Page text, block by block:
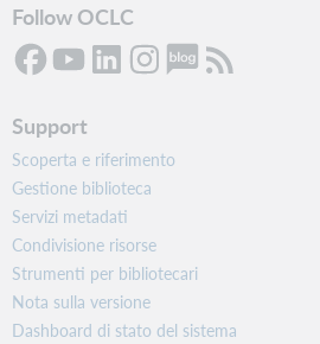
Follow OCLC
Support
Scoperta e riferimento
Gestione biblioteca
Servizi metadati
Condivisione risorse
Strumenti per bibliotecari
Nota sulla versione
Dashboard di stato del sistema